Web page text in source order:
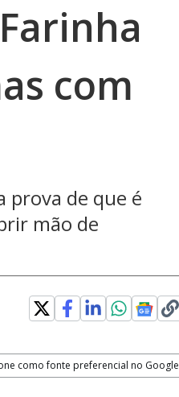
com
prova de que é
mão de
como fonte preferencial no Google